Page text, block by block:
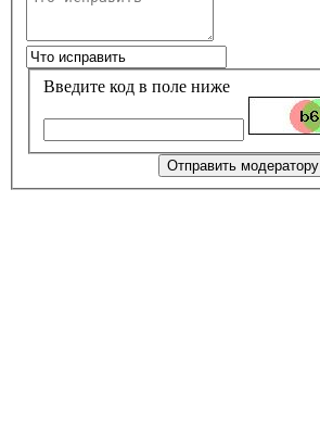
Введите код в поле ниже
Отправить модератору